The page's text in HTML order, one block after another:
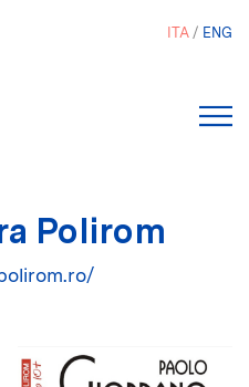
ITA ENG
Polirom